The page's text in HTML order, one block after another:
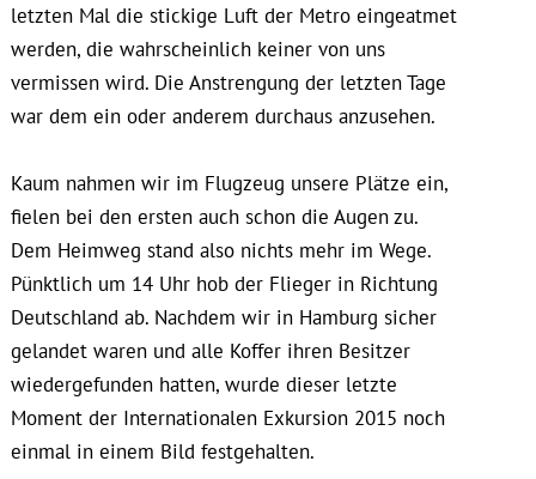
letzten Mal die stickige Luft der Metro eingeatmet
werden, die wahrscheinlich keiner von uns
vermissen wird. Die Anstrengung der letzten Tage
war dem ein oder anderem durchaus anzusehen.
Kaum nahmen wir im Flugzeug unsere Plätze ein,
fielen bei den ersten auch schon die Augen zu.
Dem Heimweg stand also nichts mehr im Wege.
Pünktlich um 14 Uhr hob der Flieger in Richtung
Deutschland ab. Nachdem wir in Hamburg sicher
gelandet waren und alle Koffer ihren Besitzer
wiedergefunden hatten, wurde dieser letzte
Moment der Internationalen Exkursion 2015 noch
einmal in einem Bild festgehalten.